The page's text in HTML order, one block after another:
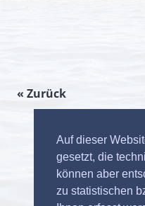
Auf dieser
gesetzt, die
können aber
zu statistischen
« Zurück